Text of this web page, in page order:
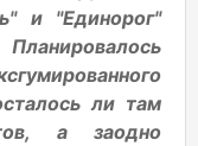
и "Единорог"
ли там
а заодно